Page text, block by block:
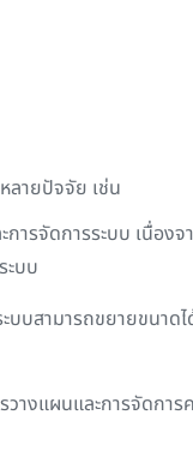
ลายปัจจัย เช่น
ารจัดการระบบ เนื่อง
ะบบ
บบสามารถขยายขนาด
างแผนและการจัดการ